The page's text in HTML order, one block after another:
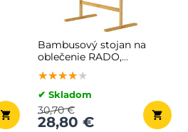
Bambusový stojan na
oblečenie RADO,
66x40x163,3cm, hnedá
★★★★★
★★★★★
★★★★★
✔ Skladom
28,80 €
30,70 €